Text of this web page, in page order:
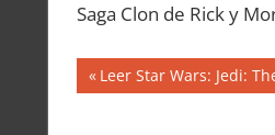
Saga Clon de Rick y
Navegación
Entrada
anterior:
Leer Star Wars: Jedi: